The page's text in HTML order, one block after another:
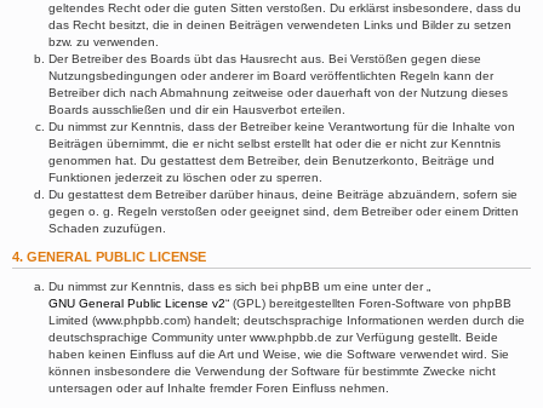
geltendes Recht oder die guten Sitten verstoßen. Du erklärst insbesondere, dass du
das Recht besitzt, die in deinen Beiträgen verwendeten Links und Bilder zu setzen
bzw. zu verwenden.
Der Betreiber des Boards übt das Hausrecht aus. Bei Verstößen gegen diese
Nutzungsbedingungen oder anderer im Board veröffentlichten Regeln kann der
Betreiber dich nach Abmahnung zeitweise oder dauerhaft von der Nutzung dieses
Boards ausschließen und dir ein Hausverbot erteilen.
Du nimmst zur Kenntnis, dass der Betreiber keine Verantwortung für die Inhalte von
Beiträgen übernimmt, die er nicht selbst erstellt hat oder die er nicht zur Kenntnis
genommen hat. Du gestattest dem Betreiber, dein Benutzerkonto, Beiträge und
Funktionen jederzeit zu löschen oder zu sperren.
Du gestattest dem Betreiber darüber hinaus, deine Beiträge abzuändern, sofern sie
gegen o. g. Regeln verstoßen oder geeignet sind, dem Betreiber oder einem Dritten
Schaden zuzufügen.
4. GENERAL PUBLIC LICENSE
Du nimmst zur Kenntnis, dass es sich bei phpBB um eine unter der „
GNU General Public License v2“ (GPL) bereitgestellten Foren-Software von phpBB
Limited (www.phpbb.com) handelt; deutschsprachige Informationen werden durch die
deutschsprachige Community unter www.phpbb.de zur Verfügung gestellt. Beide
haben keinen Einfluss auf die Art und Weise, wie die Software verwendet wird. Sie
können insbesondere die Verwendung der Software für bestimmte Zwecke nicht
untersagen oder auf Inhalte fremder Foren Einfluss nehmen.